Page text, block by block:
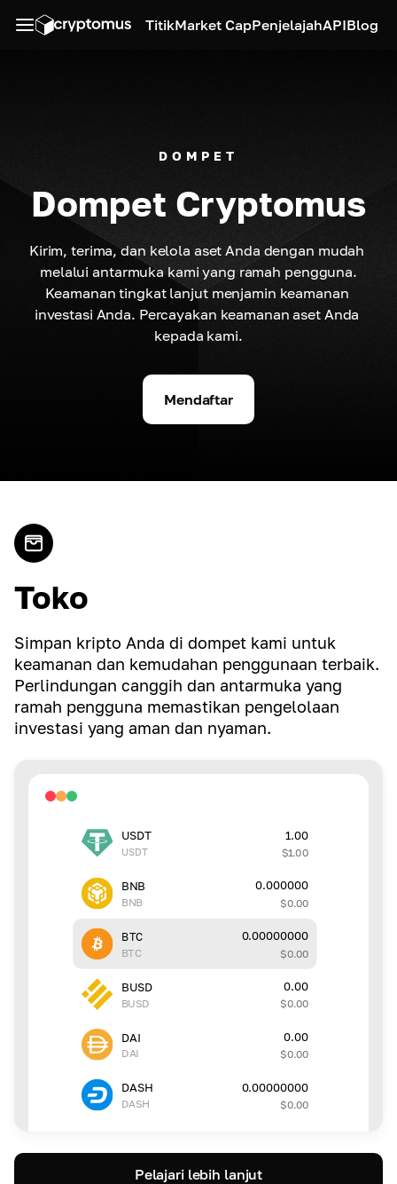
TitikMarket CapPenjelajahAPIBlog
DOMPET
Dompet Cryptomus
Kirim, terima, dan kelola aset Anda dengan mudah
melalui antarmuka kami yang ramah pengguna.
Keamanan tingkat lanjut menjamin keamanan
investasi Anda. Percayakan keamanan aset Anda
kepada kami.
Mendaftar
Toko
Simpan kripto Anda di dompet kami untuk
keamanan dan kemudahan penggunaan terbaik.
Perlindungan canggih dan antarmuka yang
ramah pengguna memastikan pengelolaan
investasi yang aman dan nyaman.
USDT
USDT
1.00
$1.00
BNB
BNB
0.000000
$0.00
BTC
BTC
0.00000000
$0.00
BUSD
BUSD
0.00
$0.00
DAI
DAI
0.00
$0.00
DASH
DASH
0.00000000
$0.00
Pelajari lebih lanjut